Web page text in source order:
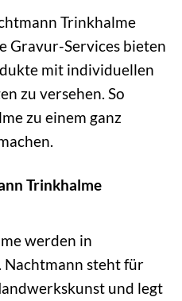
Trinkhalme
Gravur-Services bieten
mit individuellen
zu versehen. So
zu einem ganz
Trinkhalme
werden in
Nachtmann steht für
und legt